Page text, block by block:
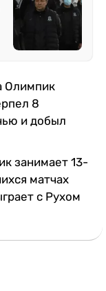
Олимпик
8
и добыл
занимает 13-
матчах
с Рухом